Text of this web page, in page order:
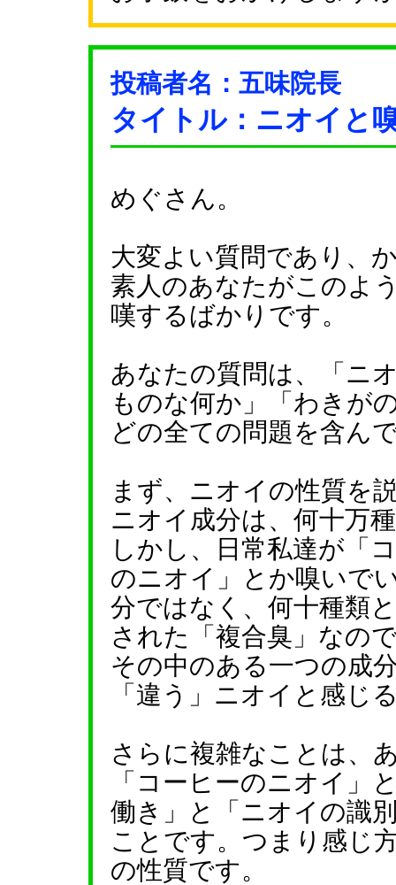
投稿者名：五味院長
タイトル：ニオイと
めぐさん。
大変よい質問であり、
素人のあなたがこのよ
嘆するばかりです。
あなたの質問は、「ニ
ものな何か」「わきが
どの全ての問題を含ん
まず、ニオイの性質を
ニオイ成分は、何十万
しかし、日常私達が「
のニオイ」とか嗅いで
分ではなく、何十種類
された「複合臭」なの
その中のある一つの成
「違う」ニオイと感じ
さらに複雑なことは、
「コーヒーのニオイ」
働き」と「ニオイの識
ことです。つまり感じ
の性質です。